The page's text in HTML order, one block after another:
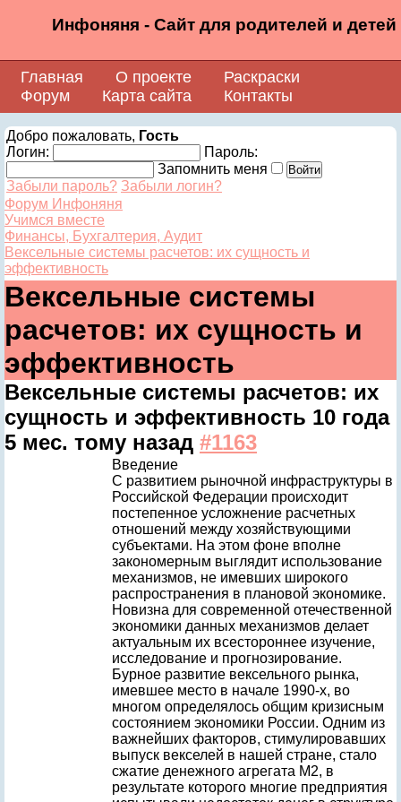
Инфоняня - Сайт для родителей и детей
Главная О проекте
Раскраски
Форум
Карта сайта Контакты
Добро пожаловать, Гость
Логин:
Пароль:
Запомнить меня
Забыли пароль? Забыли логин?
Форум Инфоняня
Учимся вместе
Финансы, Бухгалтерия, Аудит
Вексельные системы расчетов: их сущность и
эффективность
Вексельные системы
расчетов: их сущность и
эффективность
Вексельные системы расчетов: их
сущность и эффективность 10 года
5 мес. тому назад #1163
Введение
С развитием рыночной инфраструктуры в
Российской Федерации происходит
постепенное усложнение расчетных
отношений между хозяйствующими
субъектами. На этом фоне вполне
закономерным выглядит использование
механизмов, не имевших широкого
распространения в плановой экономике.
Новизна для современной отечественной
экономики данных механизмов делает
актуальным их всестороннее изучение,
исследование и прогнозирование.
Бурное развитие вексельного рынка,
имевшее место в начале 1990-х, во
многом определялось общим кризисным
состоянием экономики России. Одним из
важнейших факторов, стимулировавших
выпуск векселей в нашей стране, стало
сжатие денежного агрегата М2, в
результате которого многие предприятия